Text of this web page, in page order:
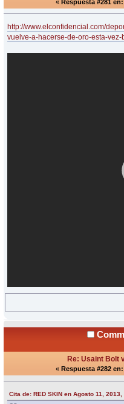
« Respuesta #281 en:
http://www.elconfidencial.com/
vuelve-a-hacerse-de-oro-esta-
Re: Usaint Bolt
« Respuesta #282 en:
Cita de: RED SKIN en Agosto 11,